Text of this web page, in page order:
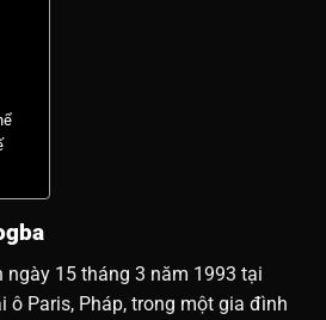
ngày 15 tháng 3 năm 1993 tại
ô Paris, Pháp, trong một gia đình